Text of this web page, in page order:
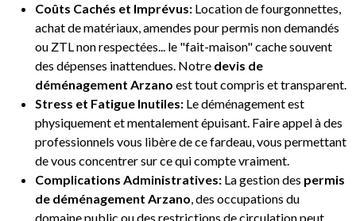
Coûts Cachés et Imprévus: Location de fourgonnettes,
achat de matériaux, amendes pour permis non demandés
ou ZTL non respectées... le "fait-maison" cache souvent
des dépenses inattendues. Notre devis de
déménagement Arzano est tout compris et transparent.
Stress et Fatigue Inutiles: Le déménagement est
physiquement et mentalement épuisant. Faire appel à des
professionnels vous libère de ce fardeau, vous permettant
de vous concentrer sur ce qui compte vraiment.
Complications Administratives: La gestion des permis
de déménagement Arzano, des occupations du
domaine public ou des restrictions de circulation peut